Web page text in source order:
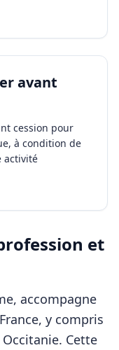
avant
cession pour
à condition de
activité
et
accompagne
y compris
Occitanie. Cette